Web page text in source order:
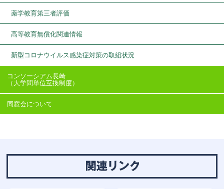
薬学教育第三者評価
高等教育無償化関連情報
新型コロナウイルス感染症対策の取組状況
コンソーシアム長崎
（大学間単位互換制度）
同窓会について